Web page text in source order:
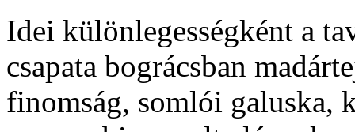
Idei különlegességként a
csapata bográcsban
finomság, somlói galuska,